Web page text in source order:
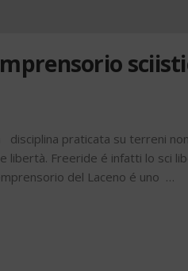
disciplina praticata su terreni
Freeride é infatti lo sci
del Laceno é uno …